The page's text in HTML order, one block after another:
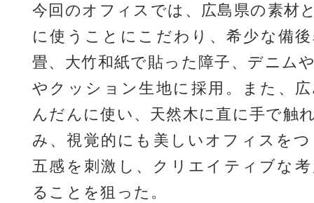
今回のオフィスでは、広島県の素材
に使うことにこだわり、希少な備
畳、大竹和紙で貼った障子、デニム
やクッション生地に採用。また、
んだんに使い、天然木に直に手で触
み、視覚的にも美しいオフィスを
五感を刺激し、クリエイティブな
ることを狙った。